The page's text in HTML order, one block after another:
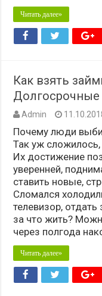
Читать далее»
Как взять
Admin
Почему люди
Так уж сложилось,
Их достижение
уверенней,
ставить новые,
Сломался
телевизор,
за что жить?
через полгода
Читать далее»